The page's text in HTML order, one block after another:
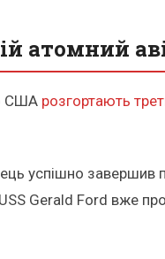
атомний
США розгортають
успішно завершив
Gerald Ford вже